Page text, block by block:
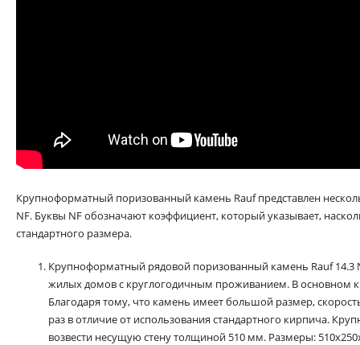
Крупноформатный поризованный камень Rauf представлен
NF. Буквы NF обозначают коэффициент, который указывает,
стандартного размера.
Крупноформатный рядовой поризованный камень Rauf 14.3
жилых домов с круглогодичным проживанием. В основном
Благодаря тому, что камень имеет большой размер,
раз в отличие от использования стандартного кирпича.
возвести несущую стену толщиной 510 мм. Размеры: